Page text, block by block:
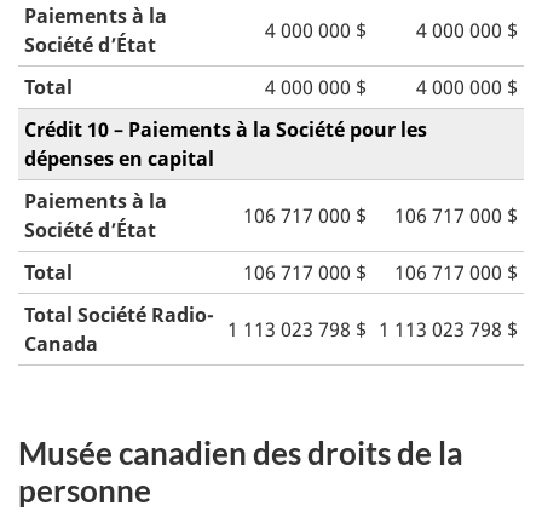
Paiements à la
Société d’État
4 000 000 $ 4 000 000 $
Total 4 000 000 $
4 000 000 $
Crédit 10 – Paiements à la Société pour les
dépenses en capital
Paiements à la
Société d’État
106 717 000 $ 106 717 000 $
Total 106 717 000 $
106 717 000 $
Total Société Radio-
Canada
1 113 023 798 $ 1 113 023 798 $
Musée canadien des droits de la
personne